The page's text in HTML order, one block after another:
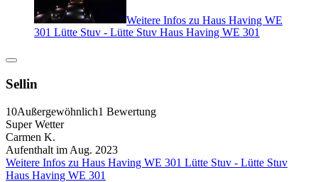
Weitere Infos zu Haus Having WE
301 Lütte Stuv - Lütte Stuv Haus Having WE 301
Sellin
10Außergewöhnlich1 Bewertung
Super Wetter
Carmen K.
Aufenthalt im Aug. 2023
Weitere Infos zu Haus Having WE 301 Lütte Stuv - Lütte Stuv
Haus Having WE 301